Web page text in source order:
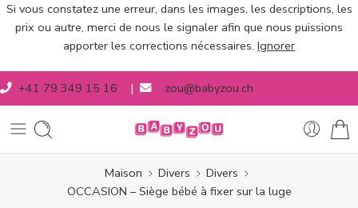
Si vous constatez une erreur, dans les images, les descriptions, les
prix ou autre, merci de nous le signaler afin que nous puissions
apporter les corrections nécessaires. Ignorer
+41 79 349 15 16 | zou@babyzou.ch
Maison Divers
Divers
OCCASION – Siège bébé à fixer sur la luge